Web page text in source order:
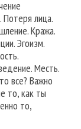
Потеря лица.
Кража.
Эгоизм.
Месть.
все? Важно
то, как ты
то,